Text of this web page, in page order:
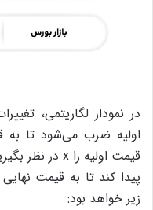
در نمودار لگاریتمی،
اولیه ضرب می‌شود تا به
زیر خواهد بود: